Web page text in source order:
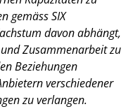
gemäss SIX
davon abhängt,
Zusammenarbeit zu
Beziehungen
verschiedener
zu verlangen.